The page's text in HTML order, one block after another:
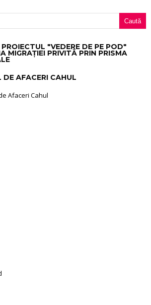
"VEDERE DE PE POD"
MIGRAȚIEI PRIVITĂ PRIN PRISMA
AFACERI CAHUL